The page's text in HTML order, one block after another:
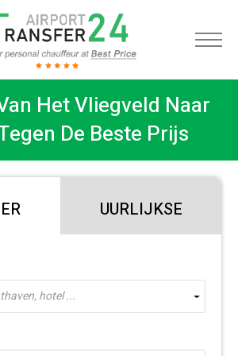
Het Vliegveld Naar
De Beste Prijs
UURLIJKSE
hotel ...